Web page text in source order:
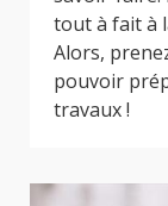
tout à fait à
Alors,
pouvoir
travaux !